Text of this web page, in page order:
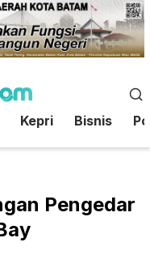
Kepri Bisnis
Pengedar